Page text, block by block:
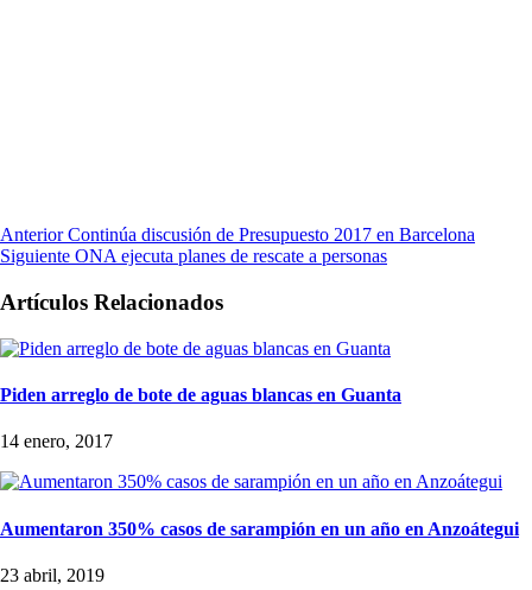
Anterior Continúa discusión de Presupuesto 2017 en Barcelona
Siguiente ONA ejecuta planes de rescate a personas
Artículos Relacionados
Piden arreglo de bote de aguas blancas en Guanta
14 enero, 2017
Aumentaron 350% casos de sarampión en un año en Anzoátegui
23 abril, 2019